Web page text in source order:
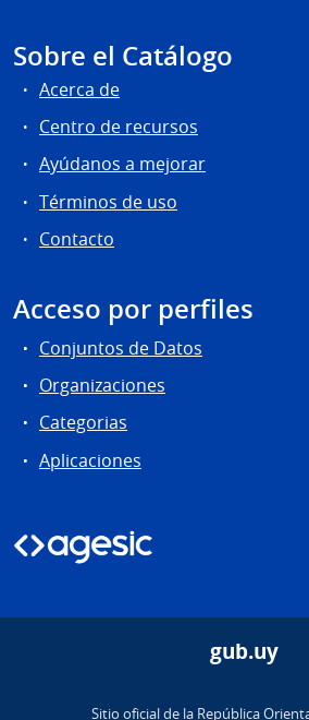
Sobre el Catálogo
Acerca de
Centro de recursos
Ayúdanos a mejorar
Términos de uso
Contacto
Acceso por perfiles
Conjuntos de Datos
Organizaciones
Categorias
Aplicaciones
gub.uy
Sitio oficial de la República